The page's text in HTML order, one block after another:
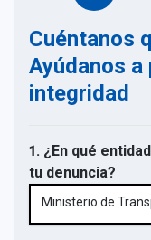
Cuéntanos
Ayúdanos
integridad
1. ¿En qué
tu denuncia?
Ministerio de